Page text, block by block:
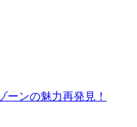
ンの魅力再発見！